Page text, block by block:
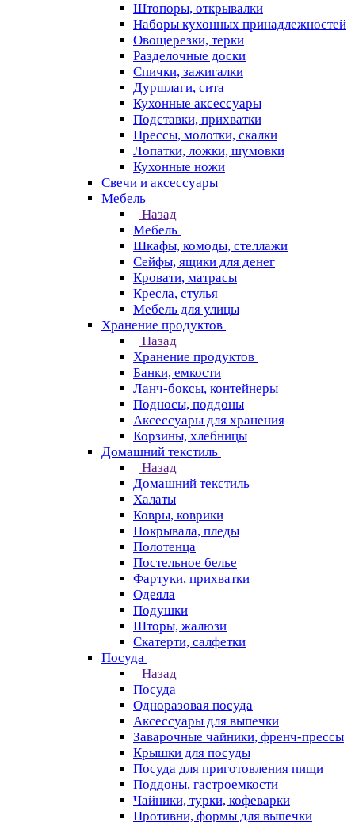
Штопоры, открывалки
Наборы кухонных принадлежностей
Овощерезки, терки
Разделочные доски
Спички, зажигалки
Дуршлаги, сита
Кухонные аксессуары
Подставки, прихватки
Прессы, молотки, скалки
Лопатки, ложки, шумовки
Кухонные ножи
Свечи и аксессуары
Мебель
Назад
Мебель
Шкафы, комоды, стеллажи
Сейфы, ящики для денег
Кровати, матрасы
Кресла, стулья
Мебель для улицы
Хранение продуктов
Назад
Хранение продуктов
Банки, емкости
Ланч-боксы, контейнеры
Подносы, поддоны
Аксессуары для хранения
Корзины, хлебницы
Домашний текстиль
Назад
Домашний текстиль
Халаты
Ковры, коврики
Покрывала, пледы
Полотенца
Постельное белье
Фартуки, прихватки
Одеяла
Подушки
Шторы, жалюзи
Скатерти, салфетки
Посуда
Назад
Посуда
Одноразовая посуда
Аксессуары для выпечки
Заварочные чайники, френч-прессы
Крышки для посуды
Посуда для приготовления пищи
Поддоны, гастроемкости
Чайники, турки, кофеварки
Противни, формы для выпечки